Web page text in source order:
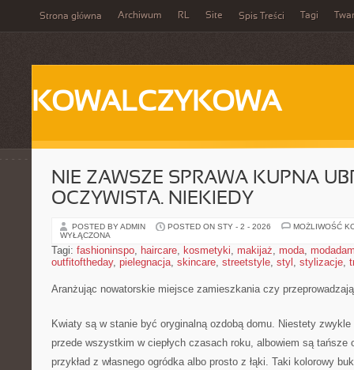
Strona główna Archiwum RL Site Spis Treści Tagi
KOWALCZYKOWA
NIE ZAWSZE SPRAWA KUPNA
OCZYWISTA. NIEKIEDY
POSTED BY ADMIN POSTED ON STY - 2 - 2026
MOŻLIWOŚĆ
WYŁĄCZONA
Tagi: fashioninspo, haircare, kosmetyki, makijaż, moda,
outfitoftheday, pielegnacja, skincare, streetstyle, styl , stylizacje,
Aranżując nowatorskie miejsce zamieszkania czy
Kwiaty są w stanie być oryginalną ozdobą domu. Niestety
przede wszystkim w ciepłych czasach roku, albowiem są tańsze
przykład z własnego ogródka albo prosto z łąki. Taki kolorowy